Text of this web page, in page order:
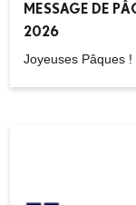
MESSAGE DE
2026
Joyeuses Pâques !